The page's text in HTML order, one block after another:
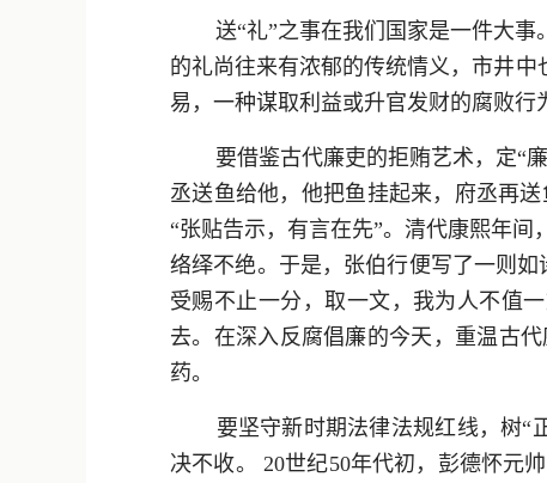
送“礼”之事在我们国家是一件大
的礼尚往来有浓郁的传统情义，市井
易，一种谋取利益或升官发财的腐败行
要借鉴古代廉吏的拒贿艺术，定“
丞送鱼给他，他把鱼挂起来，府丞再
“张贴告示，有言在先”。清代康熙年
络绎不绝。于是，张伯行便写了一则
受赐不止一分，取一文，我为人不值
去。在深入反腐倡廉的今天，重温古
药。
要坚守新时期法律法规红线，树“
决不收。 20世纪50年代初，彭德怀元